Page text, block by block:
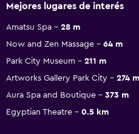
Mejores lugares de interés
Amatsu Spa
28 m
Now and Zen Massage
64 m
Park City Museum
211 m
Artworks Gallery Park City
274 m
Aura Spa and Boutique
373 m
Egyptian Theatre
0.5 km